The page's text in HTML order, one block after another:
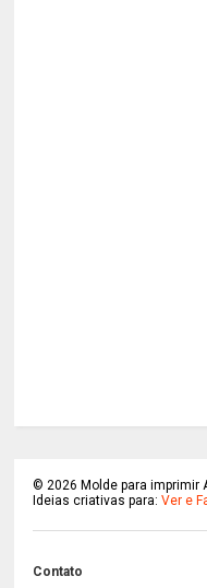
©2026 Molde para imprimir
Ideias criativas para:Ver e
Contato